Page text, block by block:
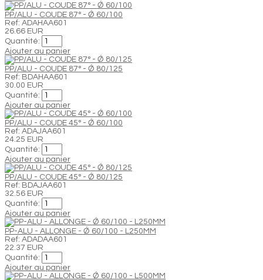
PP/ALU - COUDE 87° - Ǿ 60/100
Ref: ADAHAA601
26.66 EUR
Quantité:
Ajouter au panier
PP/ALU - COUDE 87° - Ǿ 80/125
Ref: BDAHAA601
30.00 EUR
Quantité:
Ajouter au panier
PP/ALU - COUDE 45° - Ǿ 60/100
Ref: ADAJAA601
24.25 EUR
Quantité:
Ajouter au panier
PP/ALU - COUDE 45° - Ǿ 80/125
Ref: BDAJAA601
32.56 EUR
Quantité:
Ajouter au panier
PP-ALU - ALLONGE - Ǿ 60/100 - L250MM
Ref: ADADAA601
22.37 EUR
Quantité:
Ajouter au panier